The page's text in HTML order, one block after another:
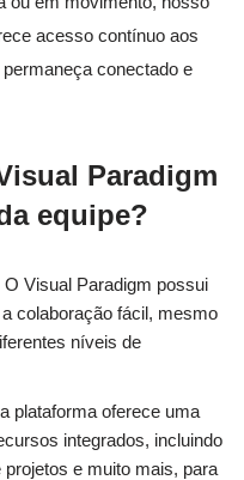
acesso contínuo aos
conectado e
Paradigm
equipe?
O Visual Paradigm possui
colaboração fácil, mesmo
níveis de
plataforma oferece uma
integrados, incluindo
e muito mais, para